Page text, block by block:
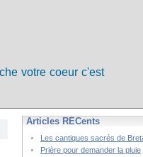
votre coeur c'est
Articles RÉCents
Les cantiques sacrés de
Prière pour demander la pluie